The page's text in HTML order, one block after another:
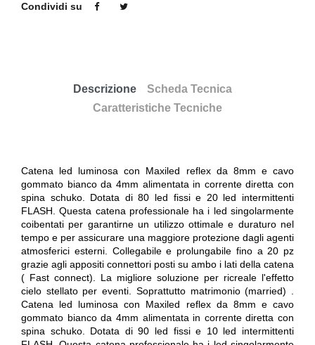
Condividi su
Descrizione
Scheda Tecnica
Caratteristiche Tecniche
Catena led luminosa con Maxiled reflex da 8mm e cavo
gommato bianco da 4mm alimentata in corrente diretta con
spina schuko. Dotata di 80 led fissi e 20 led intermittenti
FLASH. Questa catena professionale ha i led singolarmente
coibentati per garantirne un utilizzo ottimale e duraturo nel
tempo e per assicurare una maggiore protezione dagli agenti
atmosferici esterni. Collegabile e prolungabile fino a 20 pz
grazie agli appositi connettori posti su ambo i lati della catena
( Fast connect). La migliore soluzione per ricreale l'effetto
cielo stellato per eventi. Soprattutto matrimonio (married) .
Catena led luminosa con Maxiled reflex da 8mm e cavo
gommato bianco da 4mm alimentata in corrente diretta con
spina schuko. Dotata di 90 led fissi e 10 led intermittenti